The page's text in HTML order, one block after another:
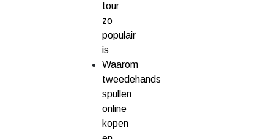
tour
zo
populair
is
Waarom
tweedehands
spullen
online
kopen